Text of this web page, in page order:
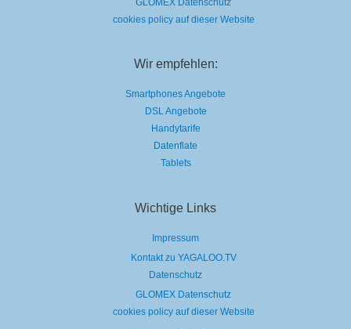
cookies policy auf dieser Website
Wir empfehlen:
Smartphones Angebote
DSL Angebote
Handytarife
Datenflate
Tablets
Wichtige Links
Impressum
Kontakt zu YAGALOO.TV
Datenschutz
GLOMEX Datenschutz
cookies policy auf dieser Website